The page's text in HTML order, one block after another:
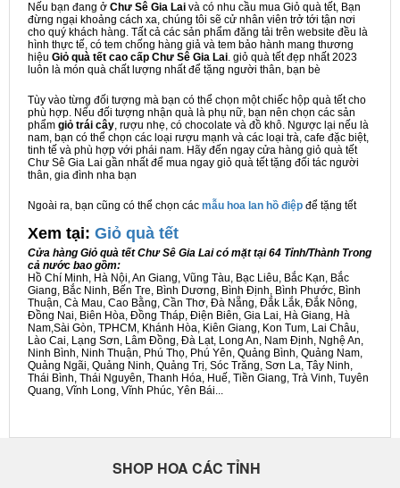
Nếu bạn đang ở Chư Sê Gia Lai và có nhu cầu mua Giỏ quà tết, Bạn
đừng ngại khoảng cách xa, chúng tôi sẽ cử nhân viên trở tới tận nơi
cho quý khách hàng. Tất cả các sản phẩm đăng tải trên website đều là
hình thực tế, có tem chống hàng giả và tem bảo hành mang thương
hiệu Giỏ quà tết cao cấp Chư Sê Gia Lai. giỏ quà tết đẹp nhất 2023
luôn là món quà chất lượng nhất để tặng người thân, bạn bè
Tùy vào từng đối tượng mà bạn có thể chọn một chiếc hộp quà tết cho
phù hợp. Nếu đối tượng nhận quà là phụ nữ, bạn nên chọn các sản
phẩm giỏ trái cây, rượu nhẹ, có chocolate và đồ khô. Ngược lại nếu là
nam, bạn có thể chọn các loại rượu mạnh và các loại trà, cafe đặc biệt,
tinh tế và phù hợp với phái nam. Hãy đến ngay cửa hàng giỏ quà tết
Chư Sê Gia Lai gần nhất để mua ngay giỏ quà tết tặng đối tác người
thân, gia đình nha bạn
Ngoài ra, bạn cũng có thể chọn các mẫu hoa lan hồ điệp để tặng tết
Xem tại: Giỏ quà tết
Cửa hàng Giỏ quà tết Chư Sê Gia Lai có mặt tại 64 Tỉnh/Thành Trong
cả nước bao gồm:
Hồ Chí Minh, Hà Nội, An Giang, Vũng Tàu, Bạc Liêu, Bắc Kạn, Bắc
Giang, Bắc Ninh, Bến Tre, Bình Dương, Bình Định, Bình Phước, Bình
Thuận, Cà Mau, Cao Bằng, Cần Thơ, Đà Nẵng, Đắk Lắk, Đắk Nông,
Đồng Nai, Biên Hòa, Đồng Tháp, Điện Biên, Gia Lai, Hà Giang, Hà
Nam,Sài Gòn, TPHCM, Khánh Hòa, Kiên Giang, Kon Tum, Lai Châu,
Lào Cai, Lạng Sơn, Lâm Đồng, Đà Lạt, Long An, Nam Định, Nghệ An,
Ninh Bình, Ninh Thuận, Phú Thọ, Phú Yên, Quảng Bình, Quảng Nam,
Quảng Ngãi, Quảng Ninh, Quảng Trị, Sóc Trăng, Sơn La, Tây Ninh,
Thái Bình, Thái Nguyên, Thanh Hóa, Huế, Tiền Giang, Trà Vinh, Tuyên
Quang, Vĩnh Long, Vĩnh Phúc, Yên Bái...
SHOP HOA CÁC TỈNH